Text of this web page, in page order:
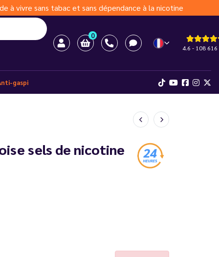
à vivre sans tabac et sans dépendance à la nicotine
0
4.6 - 108 616
gaspi
sels de nicotine